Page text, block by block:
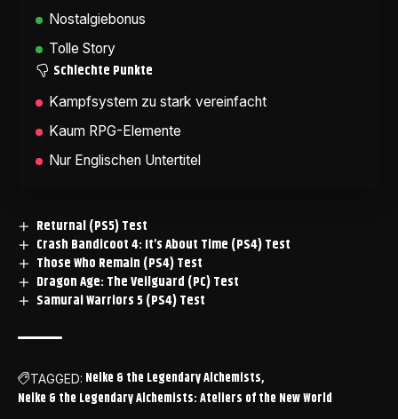
Nostalgiebonus
Tolle Story
Schlechte Punkte
Kampfsystem zu stark vereinfacht
Kaum RPG-Elemente
Nur Englischen Untertitel
Returnal (PS5) Test
Crash Bandicoot 4: It’s About Time (PS4) Test
Those Who Remain (PS4) Test
Dragon Age: The Veilguard (PC) Test
Samurai Warriors 5 (PS4) Test
TAGGED: Nelke & the Legendary Alchemists
Nelke & the Legendary Alchemists: Ateliers of the New World